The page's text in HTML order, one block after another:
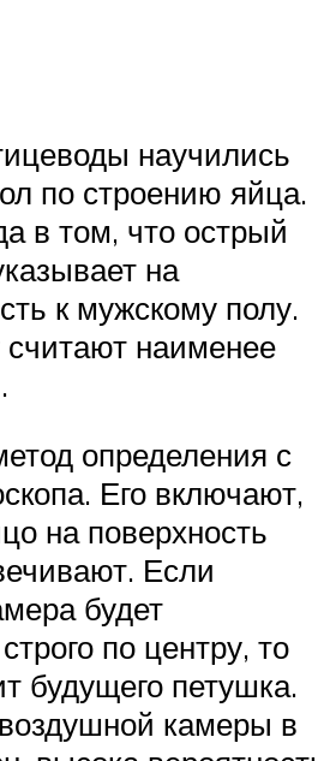
научились
по строению яйца.
в том, что острый
на
к мужскому полу.
считают наименее
определения с
Его включают,
на поверхность
Если
будет
по центру, то
будущего петушка.
камеры в